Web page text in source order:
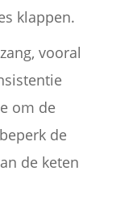
klappen.
vooral
om de
de
de keten